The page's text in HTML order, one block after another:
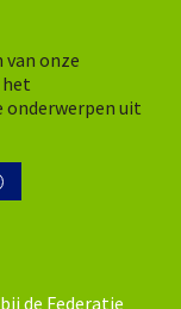
van onze
het
onderwerpen uit
de Federatie